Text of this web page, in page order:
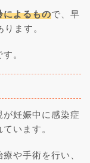
によるもので、早
ます。
。
妊娠中に感染症
います。
や手術を行い、